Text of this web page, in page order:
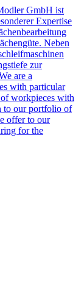
GmbH ist
Expertise
Neben
zur
are a
with particular
workpieces with
to our portfolio of
offer to our
for the